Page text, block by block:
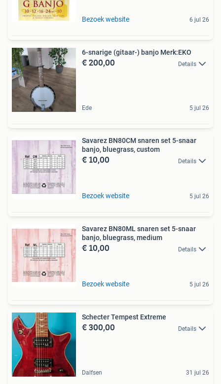
Bezoek website 6 jul 26
6-snarige (gitaar-) banjo Merk:EKO
€ 200,00 Details
Ede 5 jul 26
Savarez BN80CM snaren set 5-snaar
banjo, bluegrass, custom
€ 10,00 Details
Bezoek website 5 jul 26
Savarez BN80ML snaren set 5-snaar
banjo, bluegrass, medium
€ 10,00 Details
Bezoek website 5 jul 26
Schecter Tempest Extreme
€ 300,00 Details
Dalfsen 31 jul 26